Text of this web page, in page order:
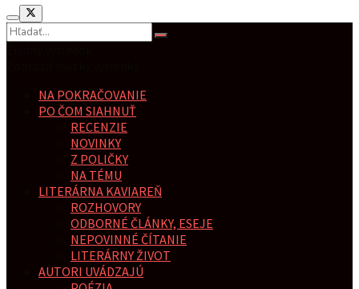
NA POKRAČOVANIE
PO ČOM SIAHNUŤ
RECENZIE
NOVINKY
Z POLIČKY
NA TÉMU
LITERÁRNA KAVIAREŇ
ROZHOVORY
ODBORNÉ ČLÁNKY, ESEJE
NEPOVINNÉ ČÍTANIE
LITERÁRNY ŽIVOT
AUTORI UVÁDZAJÚ